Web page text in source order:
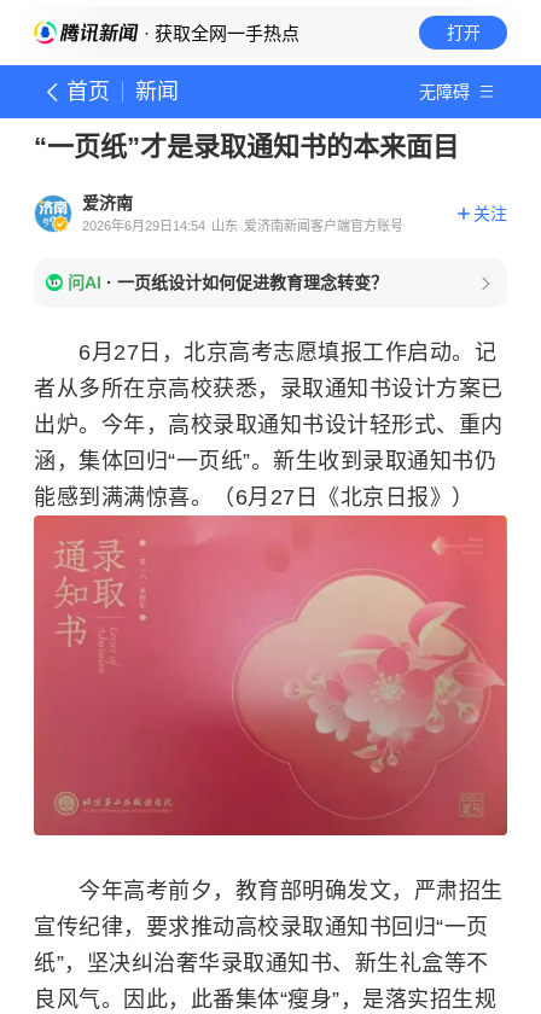
· 获取全网一手热点 打开
首页 新闻 无障碍
“一页纸”才是录取通知书的本来面目
爱济南
2026年6月29日14:54 山东 爱济南新闻客户端官方账号
关注
问AI · 一页纸设计如何促进教育理念转变？
6月27日，北京高考志愿填报工作启动。记
者从多所在京高校获悉，录取通知书设计方案已
出炉。今年，高校录取通知书设计轻形式、重内
涵，集体回归“一页纸”。新生收到录取通知书仍
能感到满满惊喜。（6月27日《北京日报》）
今年高考前夕，教育部明确发文，严肃招生
宣传纪律，要求推动高校录取通知书回归“一页
纸”，坚决纠治奢华录取通知书、新生礼盒等不
良风气。因此，此番集体“瘦身”，是落实招生规